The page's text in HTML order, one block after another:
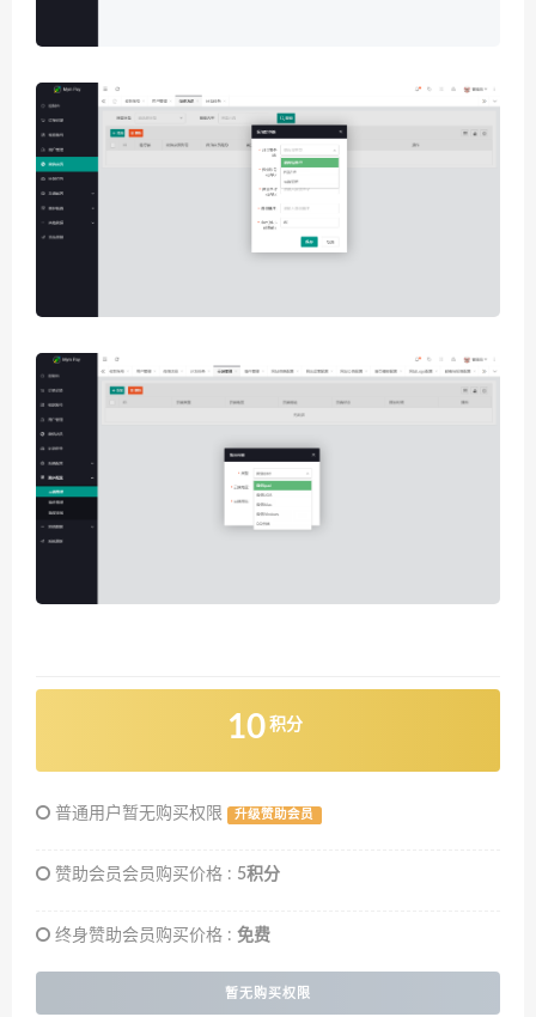
10 积分
普通用户暂无购买权限 升级赞助会员
赞助会员会员购买价格 : 5积分
终身赞助会员购买价格 : 免费
暂无购买权限